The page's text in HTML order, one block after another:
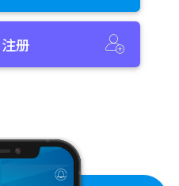
册